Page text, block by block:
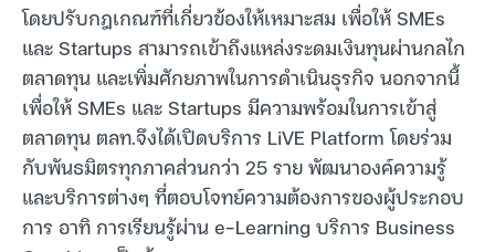
โดยปรับกฎเกณฑ์ที่เกี่ยวข้องให้เหมาะสม เพื่อให้ SMEs
และ Startups สามารถเข้าถึงแหล่งระดมเงินทุนผ่านกลไก
ตลาดทุน และเพิ่มศักยภาพในการดำเนินธุรกิจ นอกจากนี้
เพื่อให้ SMEs และ Startups มีความพร้อมในการเข้าสู่
ตลาดทุน ตลท.จึงได้เปิดบริการ LiVE Platform โดยร่วม
กับพันธมิตรทุกภาคส่วนกว่า 25 ราย พัฒนาองค์ความรู้
และบริการต่างๆ ที่ตอบโจทย์ความต้องการของผู้ประกอบ
การ อาทิ การเรียนรู้ผ่าน e-Learning บริการ Business